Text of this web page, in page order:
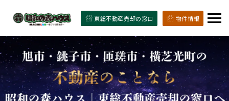
物件情報
東総不動産売却の窓口